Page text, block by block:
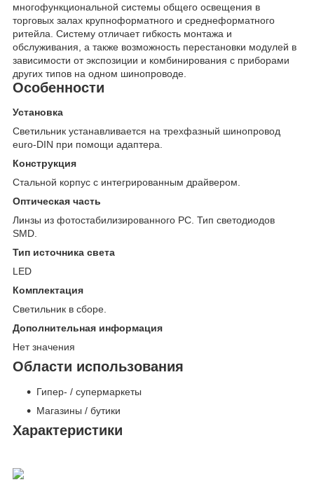
многофункциональной системы общего освещения в
торговых залах крупноформатного и среднеформатного
ритейла. Систему отличает гибкость монтажа и
обслуживания, а также возможность перестановки модулей в
зависимости от экспозиции и комбинирования с приборами
других типов на одном шинопроводе.
Особенности
Установка
Светильник устанавливается на трехфазный шинопровод
euro-DIN при помощи адаптера.
Конструкция
Стальной корпус с интегрированным драйвером.
Оптическая часть
Линзы из фотостабилизированного PC. Тип светодиодов
SMD.
Тип источника света
LED
Комплектация
Светильник в сборе.
Дополнительная информация
Нет значения
Области использования
Гипер- / супермаркеты
Магазины / бутики
Характеристики